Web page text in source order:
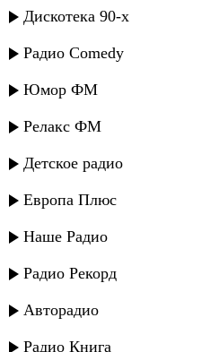
Дискотека 90-х
Радио Comedy
Юмор ФМ
Релакс ФМ
Детское радио
Европа Плюс
Наше Радио
Радио Рекорд
Авторадио
Радио Книга
Эмиль Гыстаров -
Эмиль Гыстаров -
Эмиль Гыстаров - Эмэн
Эмиль Гыстаров - Папа
Ирайганат Магомедова
Нурик Татданов - Я